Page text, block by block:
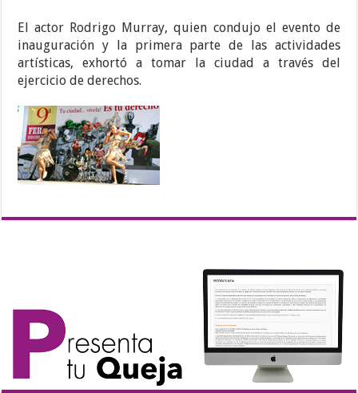
El actor Rodrigo Murray, quien condujo el evento de
inauguración y la primera parte de las actividades
artísticas, exhortó a tomar la ciudad a través del
ejercicio de derechos.